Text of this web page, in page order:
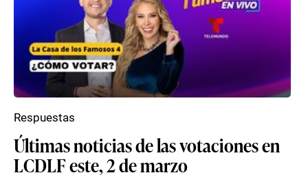
Últimas noticias de las votaciones en
LCDLF este, 2 de marzo
Respuestas